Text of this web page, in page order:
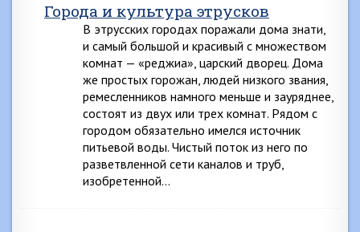
Города и культура этрусков
В этрусских городах поражали дома знати,
и самый большой и красивый с множеством
комнат — «реджиа», царский дворец. Дома
же простых горожан, людей низкого звания,
ремесленников намного меньше и зауряднее,
состоят из двух или трех комнат. Рядом с
городом обязательно имелся источник
питьевой воды. Чистый поток из него по
разветвленной сети каналов и труб,
изобретенной…